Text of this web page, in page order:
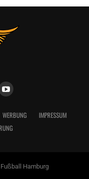
WERBUNG
IMPRESSUM
Hamburg